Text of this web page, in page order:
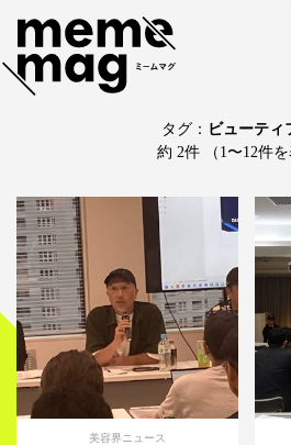
タグ： ビューティ
約 2件 （1〜12件を
美容界ニュース